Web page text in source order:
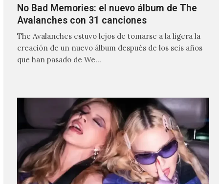
No Bad Memories: el nuevo álbum de The
Avalanches con 31 canciones
The Avalanches estuvo lejos de tomarse a la ligera la
creación de un nuevo álbum después de los seis años
que han pasado de We…